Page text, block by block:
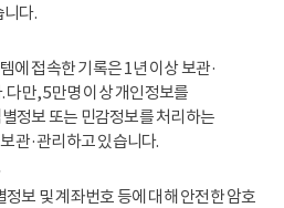
니다.
에 접속한 기록은 1년 이상 보관·
다만, 5만명 이상 개인정보를
정보 또는 민감정보를 처리하는
관·관리하고 있습니다.
보 및 계좌번호 등에 대해 안전한 암호